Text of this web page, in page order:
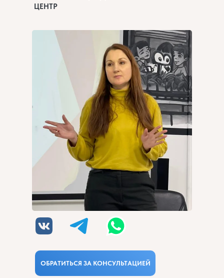
ЦЕНТР
ОБРАТИТЬСЯ ЗА КОНСУЛЬТАЦИЕЙ